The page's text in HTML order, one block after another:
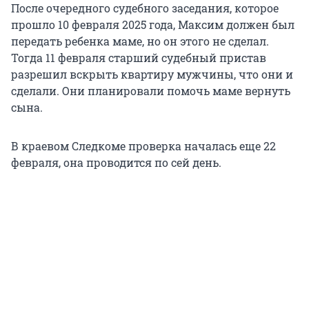
После очередного судебного заседания, которое
прошло 10 февраля 2025 года, Максим должен был
передать ребенка маме, но он этого не сделал.
Тогда 11 февраля старший судебный пристав
разрешил вскрыть квартиру мужчины, что они и
сделали. Они планировали помочь маме вернуть
сына.
В краевом Следкоме проверка началась еще 22
февраля, она проводится по сей день.